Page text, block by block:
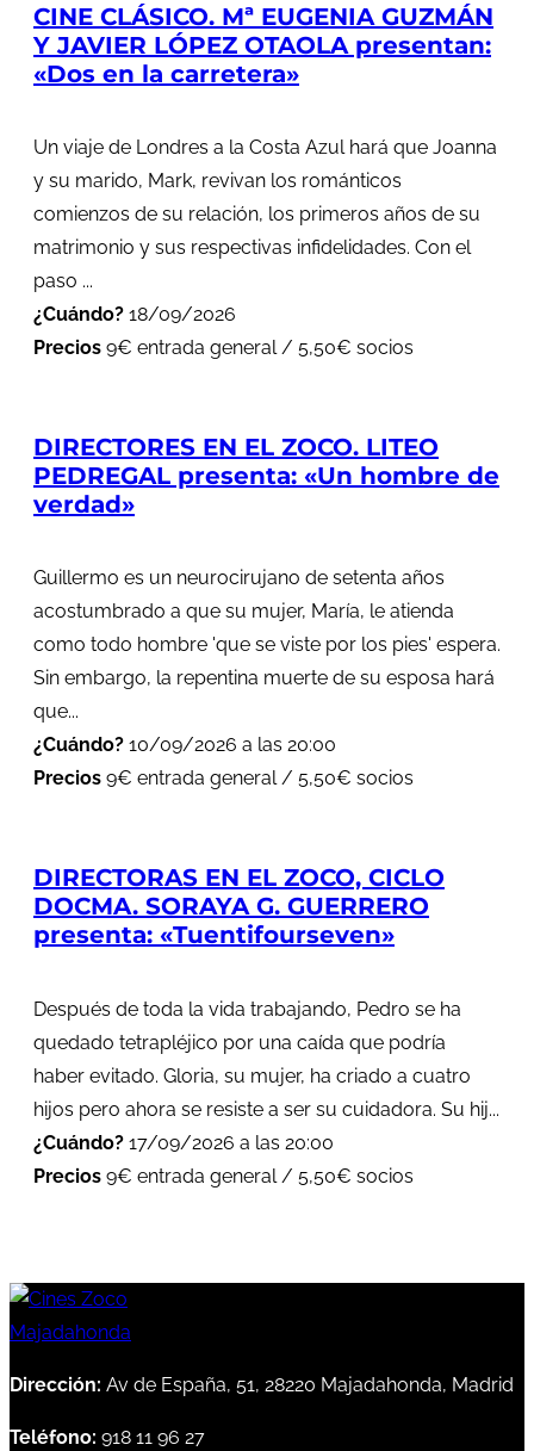
CINE CLÁSICO. Mª EUGENIA GUZMÁN
Y JAVIER LÓPEZ OTAOLA presentan:
«Dos en la carretera»
Un viaje de Londres a la Costa Azul hará que Joanna
y su marido, Mark, revivan los románticos
comienzos de su relación, los primeros años de su
matrimonio y sus respectivas infidelidades. Con el
paso ...
¿Cuándo? 18/09/2026
Precios 9€ entrada general / 5,50€ socios
DIRECTORES EN EL ZOCO. LITEO
PEDREGAL presenta: «Un hombre de
verdad»
Guillermo es un neurocirujano de setenta años
acostumbrado a que su mujer, María, le atienda
como todo hombre 'que se viste por los pies' espera.
Sin embargo, la repentina muerte de su esposa hará
que...
¿Cuándo? 10/09/2026 a las 20:00
Precios 9€ entrada general / 5,50€ socios
DIRECTORAS EN EL ZOCO, CICLO
DOCMA. SORAYA G. GUERRERO
presenta: «Tuentifourseven»
Después de toda la vida trabajando, Pedro se ha
quedado tetrapléjico por una caída que podría
haber evitado. Gloria, su mujer, ha criado a cuatro
hijos pero ahora se resiste a ser su cuidadora. Su hij...
¿Cuándo? 17/09/2026 a las 20:00
Precios 9€ entrada general / 5,50€ socios
Dirección: Av de España, 51, 28220 Majadahonda, Madrid
Teléfono: 918 11 96 27